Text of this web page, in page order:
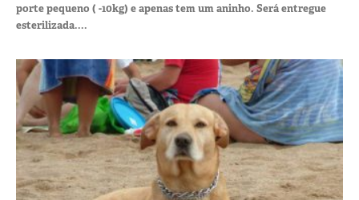
porte pequeno ( -10kg) e apenas tem um aninho. Será entregue
esterilizada....